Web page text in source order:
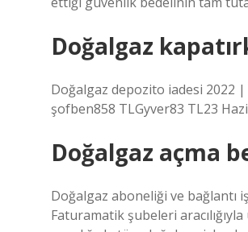
Doğalgaz
Doğalgaz depozito iadesi 2022
şofben858 TLGyver83 TL23
Doğalgaz açma
Doğalgaz aboneliği ve bağlantı
Faturamatik şubeleri